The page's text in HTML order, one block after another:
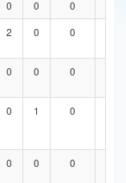
0 0 0
2 0 0
0 0 0
0 1 0
0 0 0